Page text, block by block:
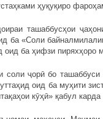
ҳуқуқиро
ташаббусҳои
ба «Соли
ба ҳифзи пиряхҳоро
соли ҷорӣ бо
оид ба муҳити
кӯҳӣ» қабул